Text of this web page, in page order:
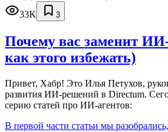
33K
3
Почему вас заменит
как этого избежать)
Привет, Хабр! Это Илья Петухов,
развития ИИ-решений в Directum.
серию статей про ИИ-агентов:
В первой части статьи мы